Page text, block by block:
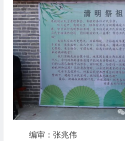
编审：张兆伟